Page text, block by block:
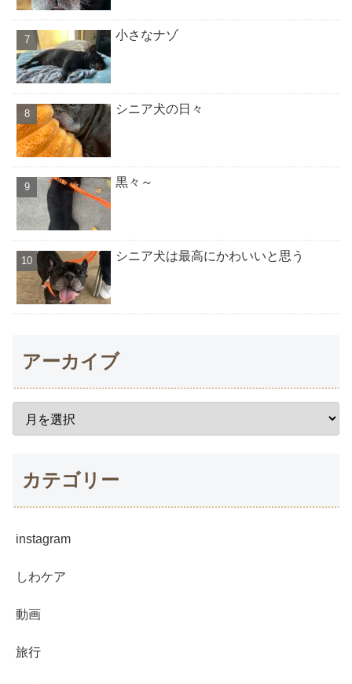
小さなナゾ
シニア犬の日々
黒々～
シニア犬は最高にかわいいと思う
アーカイブ
カテゴリー
instagram
しわケア
動画
旅行